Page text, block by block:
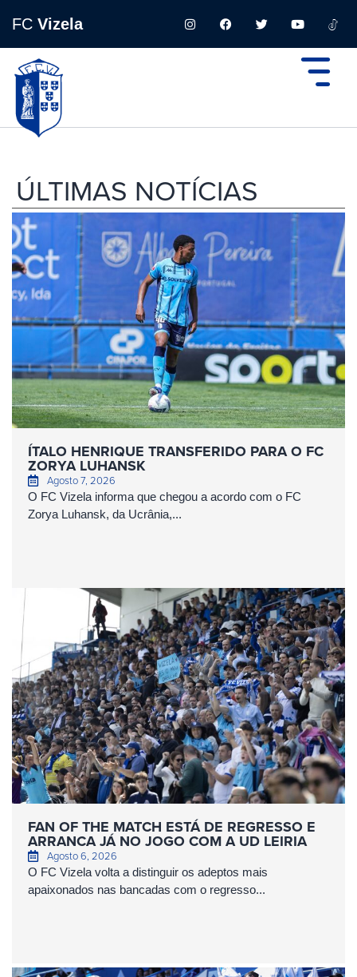
FC Vizela
ÚLTIMAS NOTÍCIAS
ÍTALO HENRIQUE TRANSFERIDO PARA O FC
ZORYA LUHANSK
Agosto 7, 2026
O FC Vizela informa que chegou a acordo com o FC
Zorya Luhansk, da Ucrânia,...
FAN OF THE MATCH ESTÁ DE REGRESSO E
ARRANCA JÁ NO JOGO COM A UD LEIRIA
Agosto 6, 2026
O FC Vizela volta a distinguir os adeptos mais
apaixonados nas bancadas com o regresso...